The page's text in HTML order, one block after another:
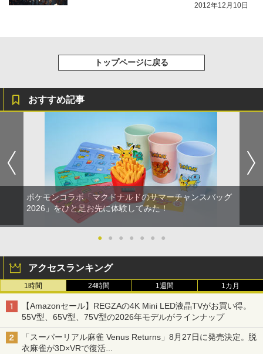
2012年12月10日
トップページに戻る
おすすめ記事
ポケモンコラボ「マクドナルドのサマーチャンスバッグ
2026」をひと足お先に体験してみた！
● ● ● ● ● ● ●
アクセスランキング
1時間 24時間 1週間 1カ月
【Amazonセール】REGZAの4K Mini LED液晶TVがお買い得。
55V型、65V型、75V型の2026年モデルがラインナップ
「スーパーリアル麻雀 Venus Returns」8月27日に発売決定。脱
衣麻雀が3D×VRで復活